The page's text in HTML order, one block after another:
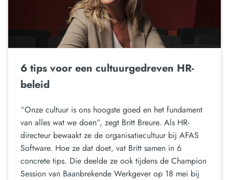
6 tips voor een cultuurgedreven HR-
beleid
“Onze cultuur is ons hoogste goed en het fundament
van alles wat we doen”, zegt Britt Breure. Als HR-
directeur bewaakt ze de organisatiecultuur bij AFAS
Software. Hoe ze dat doet, vat Britt samen in 6
concrete tips. Die deelde ze ook tijdens de Champion
Session van Baanbrekende Werkgever op 18 mei bij